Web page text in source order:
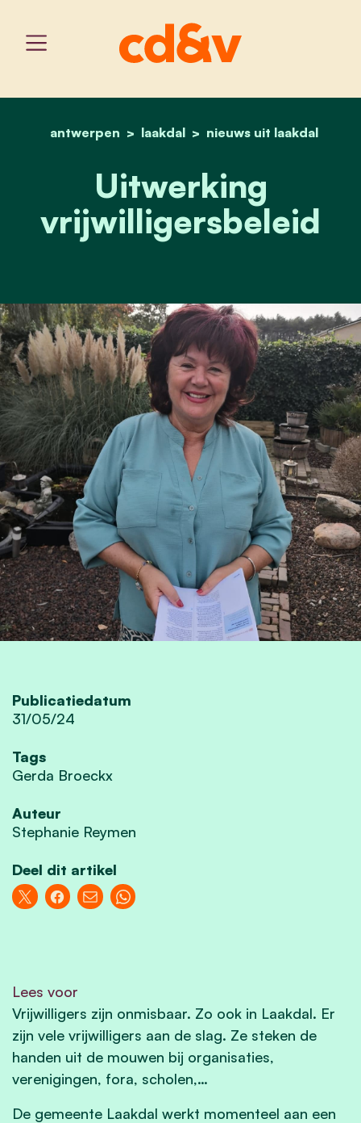
home
antwerpen laakdal nieuws uit laakdal
uitwerking
Uitwerking
vrijwilligersbeleid
Publicatiedatum
31/05/24
Tags
Gerda Broeckx
Auteur
Stephanie Reymen
Deel dit artikel
Lees voor
Vrijwilligers zijn onmisbaar. Zo ook in Laakdal. Er
zijn vele vrijwilligers aan de slag. Ze steken de
handen uit de mouwen bij organisaties,
verenigingen, fora, scholen,…
De gemeente Laakdal werkt momenteel aan een